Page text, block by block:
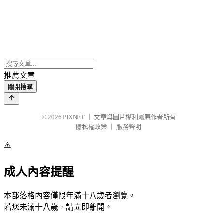
推薦文章
關閉搜尋
© 2026 PIXNET
文章與圖片權利屬原作者所有
隱私權政策
服務聲明
⚠️
成人內容提醒
本部落格內容僅限年滿十八歲者瀏覽。
若您未滿十八歲，請立即離開。